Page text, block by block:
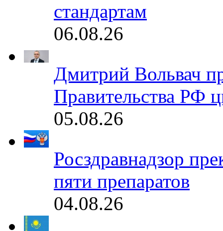
стандартам
06.08.26
Дмитрий Вольвач
Правительства РФ
05.08.26
Росздравнадзор
пяти препаратов
04.08.26